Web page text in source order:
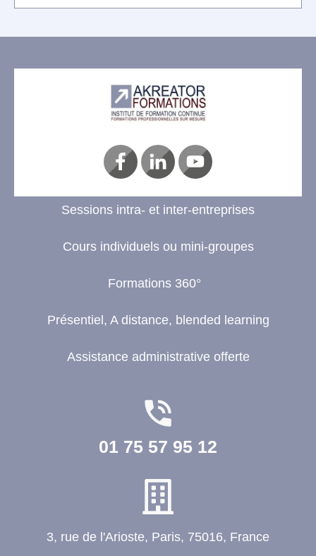
Sessions intra- et inter-entreprises
Cours individuels ou mini-groupes
Formations 360°
Présentiel, A distance, blended learning
Assistance administrative offerte
01 75 57 95 12
3, rue de l'Arioste, Paris, 75016, France